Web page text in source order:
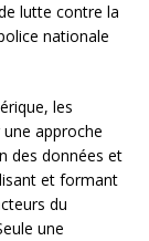
lutte contre la
nationale
les
approche
des données et
et formant
du
une